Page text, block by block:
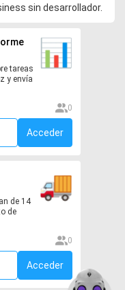
sin desarrollador.
tareas
y envía
0
Acceder
de 14
de
0
Acceder